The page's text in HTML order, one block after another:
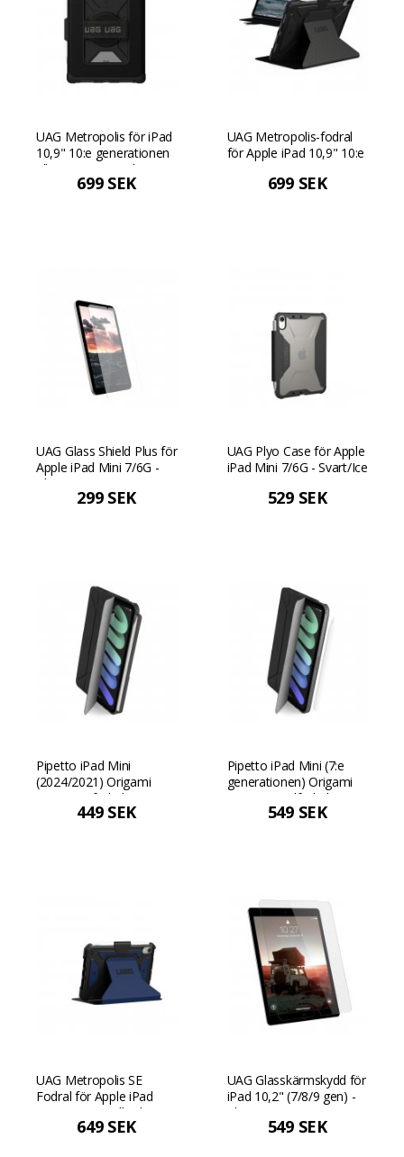
UAG Metropolis för iPad
10,9" 10:e generationen
eller 11" A16 med
inbyggd handrem - Svart
699 SEK
UAG Metropolis-fodral
för Apple iPad 10,9" 10:e
699 SEK
UAG Glass Shield Plus för
Apple iPad Mini 7/6G -
Klar
299 SEK
UAG Plyo Case för Apple
iPad Mini 7/6G - Svart/Ice
529 SEK
Pipetto iPad Mini
(2024/2021) Origami
No3 pennfodral - Svart
449 SEK
Pipetto iPad Mini (7:e
generationen) Origami
No1 Originalfodral -
549 SEK
UAG Metropolis SE
Fodral för Apple iPad
Mini 7/6G - Mallard
649 SEK
UAG Glasskärmskydd för
iPad 10,2" (7/8/9 gen) -
Klar
549 SEK